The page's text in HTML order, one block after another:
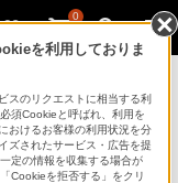
0
を利用しておりま
スのリクエストに相当する利
須Cookieと呼ばれ、利用を
おけるお客様の利用状況を分
ズされたサービス・広告を提
定の情報を収集する場合が
Cookieを拒否する」をクリ